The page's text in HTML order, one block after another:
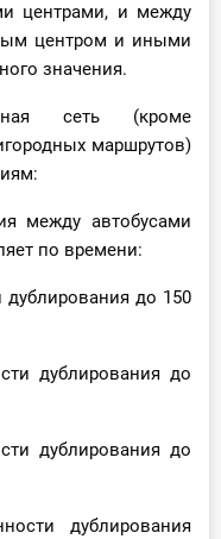
центрами, и между
центром и иными
значения.
сеть (кроме
маршрутов)
между автобусами
по времени:
дублирования до 150
дублирования до
дублирования до
дублирования